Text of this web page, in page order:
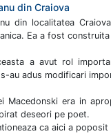
din Craiova
din localitatea
Ea a fost
a avut rol
au adus modificari
Macedonski era in
deseori pe poet.
ca aici a